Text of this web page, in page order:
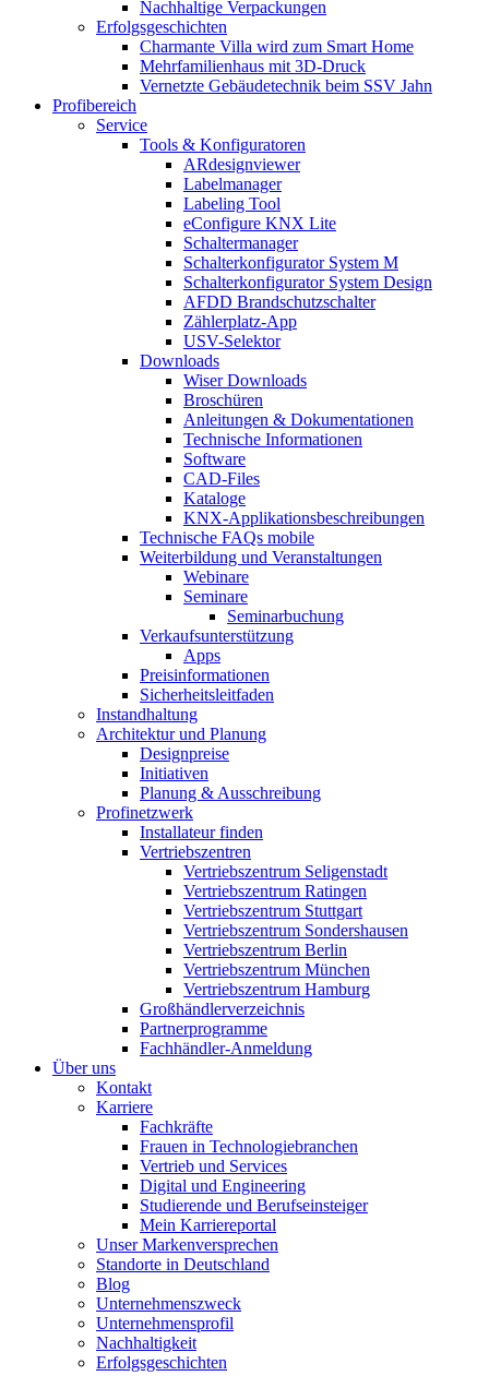
Nachhaltige Verpackungen
Erfolgsgeschichten
Charmante Villa wird zum Smart Home
Mehrfamilienhaus mit 3D-Druck
Vernetzte Gebäudetechnik beim SSV Jahn
Profibereich
Service
Tools & Konfiguratoren
ARdesignviewer
Labelmanager
Labeling Tool
eConfigure KNX Lite
Schaltermanager
Schalterkonfigurator System M
Schalterkonfigurator System Design
AFDD Brandschutzschalter
Zählerplatz-App
USV-Selektor
Downloads
Wiser Downloads
Broschüren
Anleitungen & Dokumentationen
Technische Informationen
Software
CAD-Files
Kataloge
KNX-Applikationsbeschreibungen
Technische FAQs mobile
Weiterbildung und Veranstaltungen
Webinare
Seminare
Seminarbuchung
Verkaufsunterstützung
Apps
Preisinformationen
Sicherheitsleitfaden
Instandhaltung
Architektur und Planung
Designpreise
Initiativen
Planung & Ausschreibung
Profinetzwerk
Installateur finden
Vertriebszentren
Vertriebszentrum Seligenstadt
Vertriebszentrum Ratingen
Vertriebszentrum Stuttgart
Vertriebszentrum Sondershausen
Vertriebszentrum Berlin
Vertriebszentrum München
Vertriebszentrum Hamburg
Großhändlerverzeichnis
Partnerprogramme
Fachhändler-Anmeldung
Über uns
Kontakt
Karriere
Fachkräfte
Frauen in Technologiebranchen
Vertrieb und Services
Digital und Engineering
Studierende und Berufseinsteiger
Mein Karriereportal
Unser Markenversprechen
Standorte in Deutschland
Blog
Unternehmenszweck
Unternehmensprofil
Nachhaltigkeit
Erfolgsgeschichten